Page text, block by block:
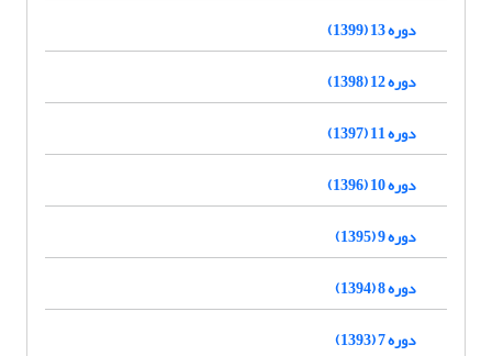
دوره 13 (1399)
دوره 12 (1398)
دوره 11 (1397)
دوره 10 (1396)
دوره 9 (1395)
دوره 8 (1394)
دوره 7 (1393)